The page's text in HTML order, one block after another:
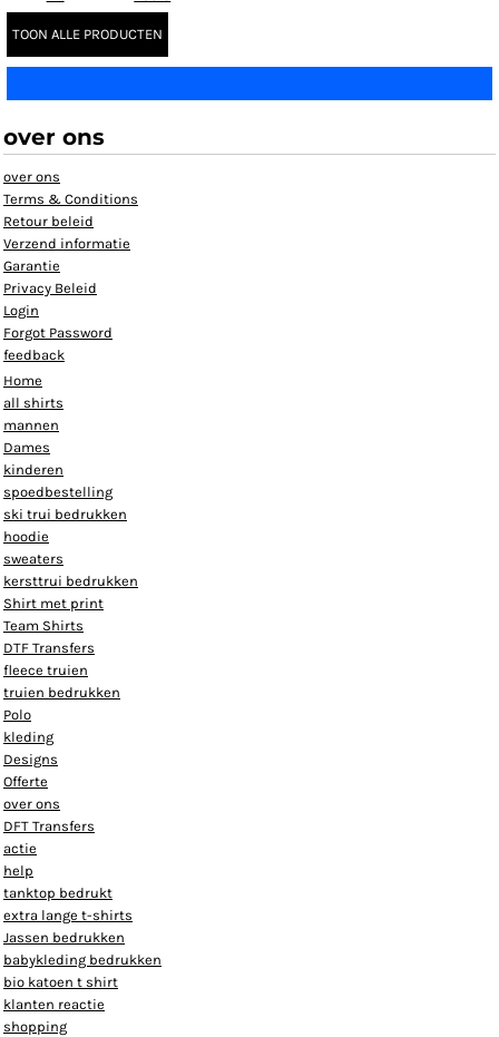
TOON ALLE PRODUCTEN
over ons
over ons
Terms & Conditions
Retour beleid
Verzend informatie
Garantie
Privacy Beleid
Login
Forgot Password
feedback
Home
all shirts
mannen
Dames
kinderen
spoedbestelling
ski trui bedrukken
hoodie
sweaters
kersttrui bedrukken
Shirt met print
Team Shirts
DTF Transfers
fleece truien
truien bedrukken
Polo
kleding
Designs
Offerte
over ons
DFT Transfers
actie
help
tanktop bedrukt
extra lange t-shirts
Jassen bedrukken
babykleding bedrukken
bio katoen t shirt
klanten reactie
shopping